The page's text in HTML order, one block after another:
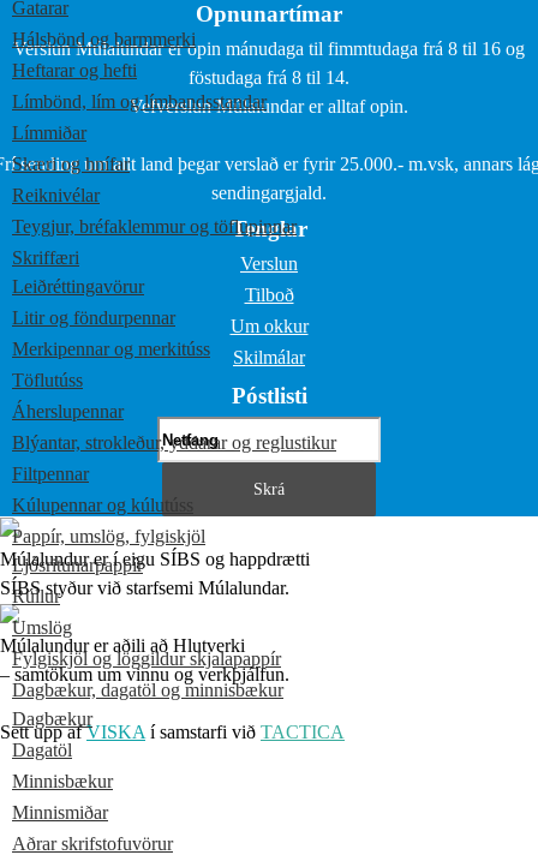
Gatarar
Hálsbönd og barmmerki
Heftarar og hefti
Límbönd, lím og límbandsstandar
Límmiðar
Skæri og hnífar
Reiknivélar
Teygjur, bréfaklemmur og töflupinnar
Skriffæri
Leiðréttingavörur
Litir og föndurpennar
Merkipennar og merkitúss
Töflutúss
Áherslupennar
Blýantar, strokleður, yddarar og reglustikur
Filtpennar
Kúlupennar og kúlutúss
Pappír, umslög, fylgiskjöl
Ljósritunarpappír
Rúllur
Umslög
Fylgiskjöl og löggildur skjalapappír
Dagbækur, dagatöl og minnisbækur
Dagbækur
Dagatöl
Minnisbækur
Minnismiðar
Aðrar skrifstofuvörur
Opnunartímar
Verslun Múlalundar er opin mánudaga til fimmtudaga frá 8 til 16 og
föstudaga frá 8 til 14.
Vefverslun Múlalundar er alltaf opin.
sending um allt land þegar verslað er fyrir 25.000.- m.vsk, annars
sendingargjald.
Tenglar
Verslun
Tilboð
Um okkur
Skilmálar
Póstlisti
Múlalundur er í eigu SÍBS og happdrætti
SÍBS styður við starfsemi Múlalundar.
Múlalundur er aðili að Hlutverki
– samtökum um vinnu og verkþjálfun.
Sett upp afVISKA í samstarfi við TACTICA